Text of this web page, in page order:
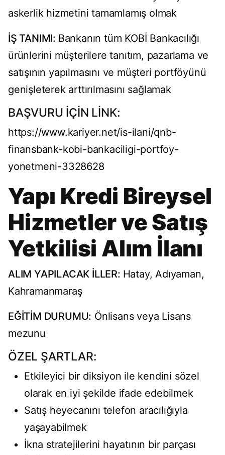
askerlik hizmetini tamamlamış olmak
İŞ TANIMI: Bankanın tüm KOBİ Bankacılığı
ürünlerini müşterilere tanıtım, pazarlama ve
satışının yapılmasını ve müşteri portföyünü
genişleterek arttırılmasını sağlamak
BAŞVURU İÇİN LİNK:
https://www.kariyer.net/is-ilani/qnb-
finansbank-kobi-bankaciligi-portfoy-
yonetmeni-3328628
Yapı Kredi Bireysel
Hizmetler ve Satış
Yetkilisi Alım İlanı
ALIM YAPILACAK İLLER: Hatay, Adıyaman,
Kahramanmaraş
EĞİTİM DURUMU: Önlisans veya Lisans
mezunu
ÖZEL ŞARTLAR:
Etkileyici bir diksiyon ile kendini sözel
olarak en iyi şekilde ifade edebilmek
Satış heyecanını telefon aracılığıyla
yaşayabilmek
İkna stratejilerini hayatının bir parçası